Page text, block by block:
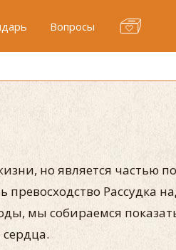
Вопросы
но является частью
Рассудка
мы собираемся